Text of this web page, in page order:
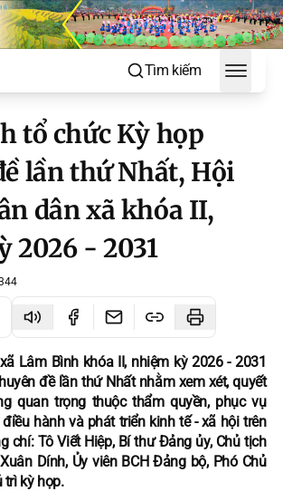
Tìm kiếm
Toggle
tổ chức Kỳ họp
lần thứ Nhất, Hội
dân xã khóa II,
2026 - 2031
Lâm Bình khóa II, nhiệm kỳ 2026 - 2031
đề lần thứ Nhất nhằm xem xét, quyết
quan trọng thuộc thẩm quyền, phục vụ
hành và phát triển kinh tế - xã hội trên
chí: Tô Viết Hiệp, Bí thư Đảng ủy, Chủ tịch
Dính, Ủy viên BCH Đảng bộ, Phó Chủ
trì kỳ họp.